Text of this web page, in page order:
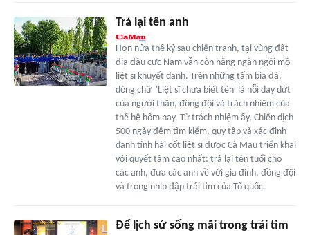
Trả lại tên anh
Hơn nửa thế kỷ sau chiến tranh, tại vùng đất
địa đầu cực Nam vẫn còn hàng ngàn ngôi mộ
liệt sĩ khuyết danh. Trên những tấm bia đá,
dòng chữ 'Liệt sĩ chưa biết tên' là nỗi day dứt
của người thân, đồng đội và trách nhiệm của
thế hệ hôm nay. Từ trách nhiệm ấy, Chiến dịch
500 ngày đêm tìm kiếm, quy tập và xác định
danh tính hài cốt liệt sĩ được Cà Mau triển khai
với quyết tâm cao nhất: trả lại tên tuổi cho
các anh, đưa các anh về với gia đình, đồng đội
và trong nhịp đập trái tim của Tổ quốc.
Để lịch sử sống mãi trong trái tim